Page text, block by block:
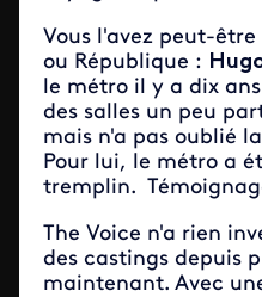
Vous l'avez peut-
ou République :
le métro il y a dix
des salles un peu
mais n'a pas oublié
Pour lui, le métro a
tremplin.
The Voice n'a rien
des castings depuis
maintenant. Avec